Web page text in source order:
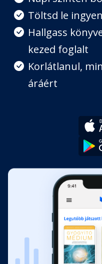
8. fejezet
Fejezet hossza: 00:16:48
9. fejezet
Fejezet hossza: 00:17:49
Fejezet hossza:
12. fejezet
Fejezet hossza:
13. fejezet
Fejezet hossza:
Töltsd le ingyen
Hallgass
kezed foglalt
Korlátlanul,
áráért